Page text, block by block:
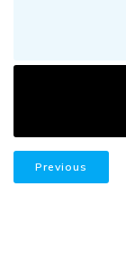
Previous